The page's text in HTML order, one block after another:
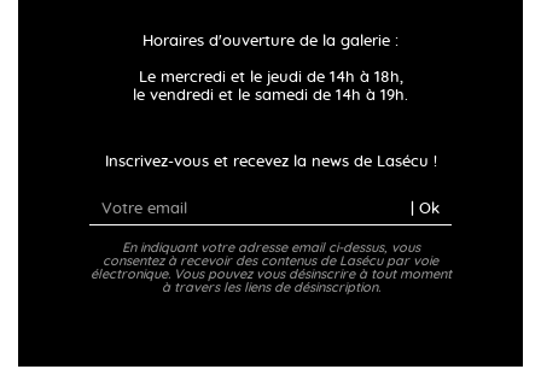
Horaires d'ouverture de la galerie :
Le mercredi et le jeudi de 14h à 18h,
le vendredi et le samedi de 14h à 19h.
Inscrivez-vous et recevez la news de Lasécu !
| Ok
En indiquant votre adresse email ci-dessus, vous
consentez à recevoir des contenus de Lasécu par voie
électronique. Vous pouvez vous désinscrire à tout moment
à travers les liens de désinscription.